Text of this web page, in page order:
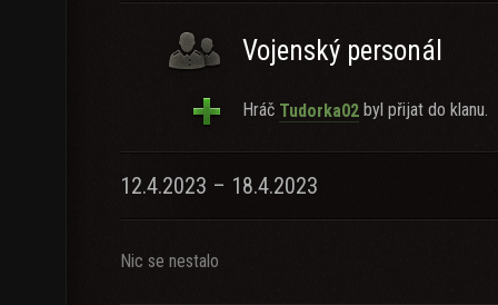
Vojenský personál
Hráč Tudorka02 byl přijat do klanu.
12.4.2023 – 18.4.2023
Nic se nestalo